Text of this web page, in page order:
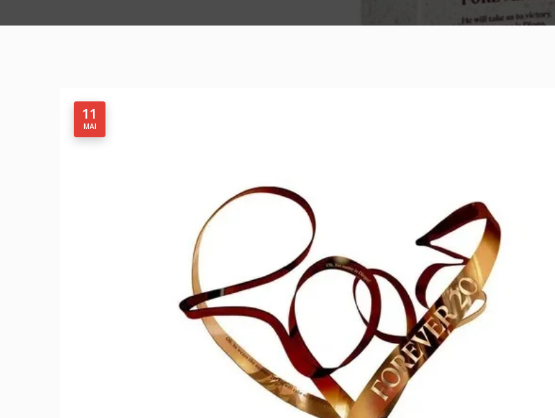
11
MAI